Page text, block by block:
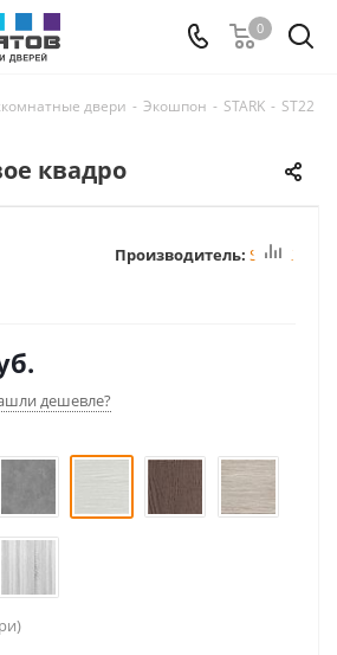
0
двери - Экошпон - STARK - ST22
квадро
Производитель: STARK
дешевле?